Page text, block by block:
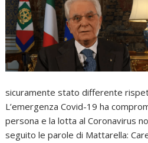
sicuramente stato differente
L’emergenza Covid-19 ha
persona e la lotta al Coronavirus
seguito le parole di Mattarella: